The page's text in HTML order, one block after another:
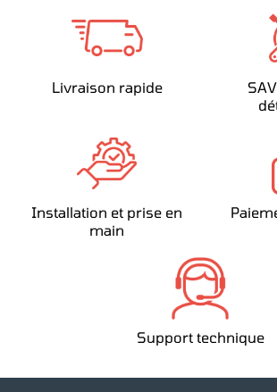
Livraison rapide
Installation et prise en
main
Support technique